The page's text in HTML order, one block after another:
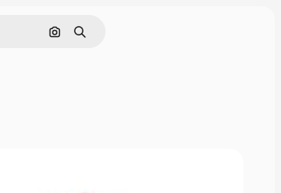
Nach Bild suchen
Suchen